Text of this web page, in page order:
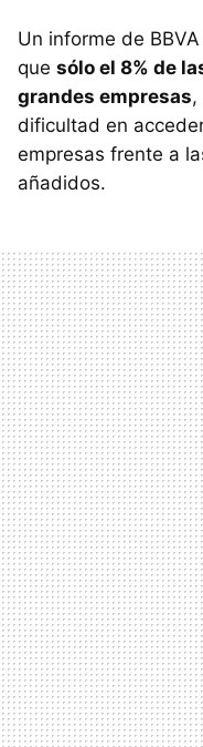
Un informe de
que sólo el 8% de
grandes empresas,
dificultad en
empresas frente a
añadidos.